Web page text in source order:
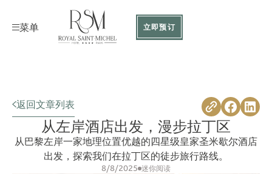
菜单 立即预订
返回文章列表
从左岸酒店出发，漫步拉丁区
从巴黎左岸一家地理位置优越的四星级皇家圣米歇尔酒店
出发，探索我们在拉丁区的徒步旅行路线。
8/8/2025 迷你阅读